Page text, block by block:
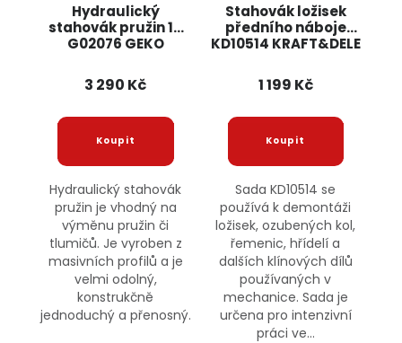
Hydraulický
stahovák pružin 1T
G02076 GEKO
3 290 Kč
Hydraulický stahovák
pružin je vhodný na
výměnu pružin či
tlumičů. Je vyroben z
masivních profilů a je
velmi odolný,
konstrukčně
jednoduchý a přenosný.
Stahovák ložisek
předního náboje
KD10514 KRAFT&DELE
1 199 Kč
Sada KD10514 se
používá k demontáži
ložisek, ozubených kol,
řemenic, hřídelí a
dalších klínových dílů
používaných v
mechanice. Sada je
určena pro intenzivní
práci ve...